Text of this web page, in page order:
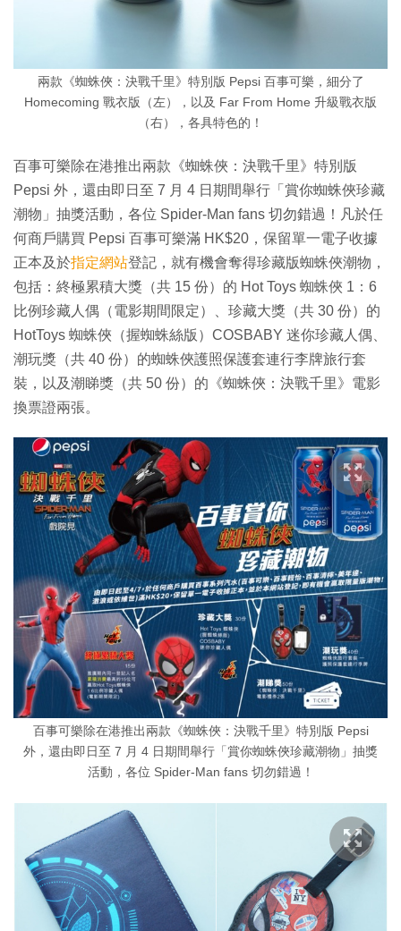
兩款《蜘蛛俠：決戰千里》特別版 Pepsi 百事可樂，細分了
Homecoming 戰衣版（左），以及 Far From Home 升級戰衣版
（右），各具特色的！
百事可樂除在港推出兩款《蜘蛛俠：決戰千里》特別版
Pepsi 外，還由即日至 7 月 4 日期間舉行「賞你蜘蛛俠珍藏
潮物」抽獎活動，各位 Spider-Man fans 切勿錯過！凡於任
何商戶購買 Pepsi 百事可樂滿 HK$20，保留單一電子收據
正本及於指定網站登記，就有機會奪得珍藏版蜘蛛俠潮物，
包括：終極累積大獎（共 15 份）的 Hot Toys 蜘蛛俠 1：6
比例珍藏人偶（電影期間限定）、珍藏大獎（共 30 份）的
HotToys 蜘蛛俠（握蜘蛛絲版）COSBABY 迷你珍藏人偶、
潮玩獎（共 40 份）的蜘蛛俠護照保護套連行李牌旅行套
裝，以及潮睇獎（共 50 份）的《蜘蛛俠：決戰千里》電影
換票證兩張。
百事可樂除在港推出兩款《蜘蛛俠：決戰千里》特別版 Pepsi
外，還由即日至 7 月 4 日期間舉行「賞你蜘蛛俠珍藏潮物」抽獎
活動，各位 Spider-Man fans 切勿錯過！